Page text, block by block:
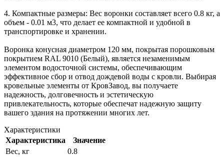
4. Компактные размеры: Вес воронки составляет всего 0.8 кг, а
объем - 0.01 м3, что делает ее компактной и удобной в
транспортировке и хранении.
Воронка конусная диаметром 120 мм, покрытая порошковым
покрытием RAL 9010 (Белый), является незаменимым
элементом водосточной системы, обеспечивающим
эффективное сбор и отвод дождевой воды с кровли. Выбирая
кровельные элементы от КровЗавод, вы получаете
надежность, долговечность и эстетическую
привлекательность, которые обеспечат надежную защиту
вашего здания на протяжении многих лет.
Характеристики
Характеристика
Значение
Вес, кг
0.8